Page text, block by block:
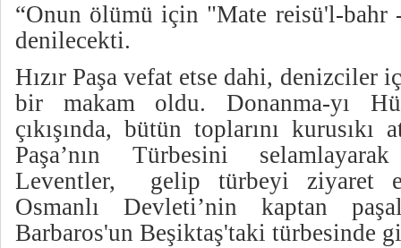
“Onun ölümü için "Mate reisü'l-
denilecekti.
Hızır Paşa vefat etse dahi, denizciler
bir makam oldu. Donanma-yı
çıkışında, bütün toplarını kurusıkı
Paşa’nın Türbesini
Leventler, gelip türbeyi ziyaret
Osmanlı Devleti’nin kaptan
Barbaros'un Beşiktaş'taki türbesinde